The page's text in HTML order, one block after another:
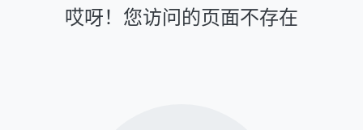
哎呀！您访问的页面不存在